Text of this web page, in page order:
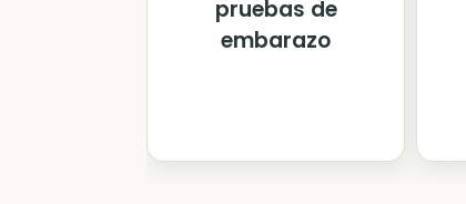
pruebas de
embarazo